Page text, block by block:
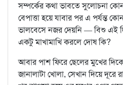
সম্পর্কের কথা ভাবতে সুলোচনা
বেপাত্তা হয়ে যাবার পর এ পর্যন্ত
ভালবেসে নজর দেয়নি — বিশু এই
একটু মাখামাখি করলে দোষ কি?
আবার পাশ ফিরে ছেলের মুখের
জানালাটা খোলা, সেখান দিয়ে দূরে